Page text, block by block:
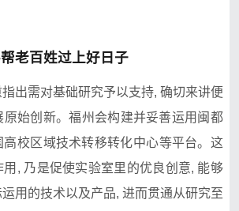
老百姓过上好日子
出需对基础研究予‌以支持, 确切⁠来讲便
原始创新。福‍州会构建并妥善运用闽都
校区域技术转移转化中心​等平台。‌这
, 乃⁠是促使实验室‍里的优良创意, 能够
用的技术以及产品, 进而贯通从研究至